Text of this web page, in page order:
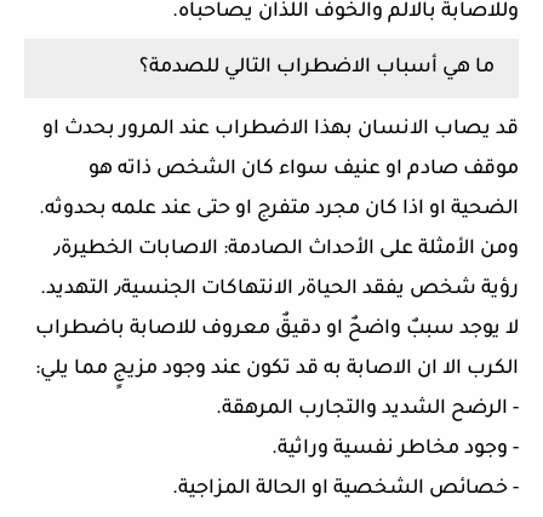
وللاصابة بالالم والخوف اللذان يصاحباه.
ما هي أسباب الاضطراب التالي للصدمة؟
قد يصاب الانسان بهذا الاضطراب عند المرور بحدث او
موقف صادم او عنيف سواء كان الشخص ذاته هو
الضحية او اذا كان مجرد متفرج او حتى عند علمه بحدوثه.
ومن الأمثلة على الأحداث الصادمة: الاصابات الخطيرة٫
رؤية شخص يفقد الحياة٫ الانتهاكات الجنسية٫ التهديد.
لا يوجد سببٌ واضحٌ او دقيقٌ معروف للاصابة باضطراب
الكرب الا ان الاصابة به قد تكون عند وجود مزيجٍ مما يلي:
- الرضح الشديد والتجارب المرهقة.
- وجود مخاطر نفسية وراثية.
- خصائص الشخصية او الحالة المزاجية.